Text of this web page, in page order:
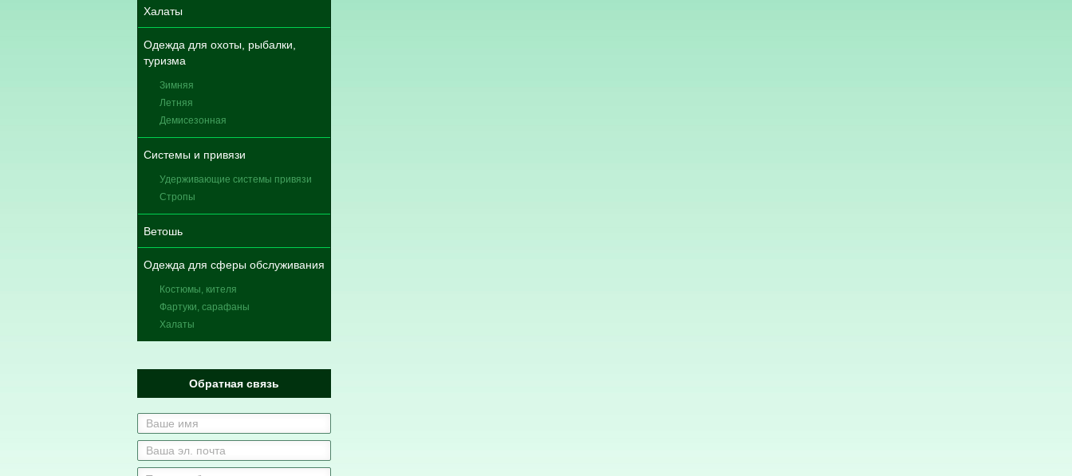
Халаты
Одежда для охоты, рыбалки,
туризма
Зимняя
Летняя
Демисезонная
Системы и привязи
Удерживающие системы привязи
Стропы
Ветошь
Одежда для сферы обслуживания
Костюмы, кителя
Фартуки, сарафаны
Халаты
Обратная связь